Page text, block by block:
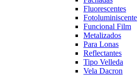
Fluorescentes
Fotoluminiscente
Funcional Film
Metalizados
Para Lonas
Reflectantes
Tipo Velleda
Vela Dacron